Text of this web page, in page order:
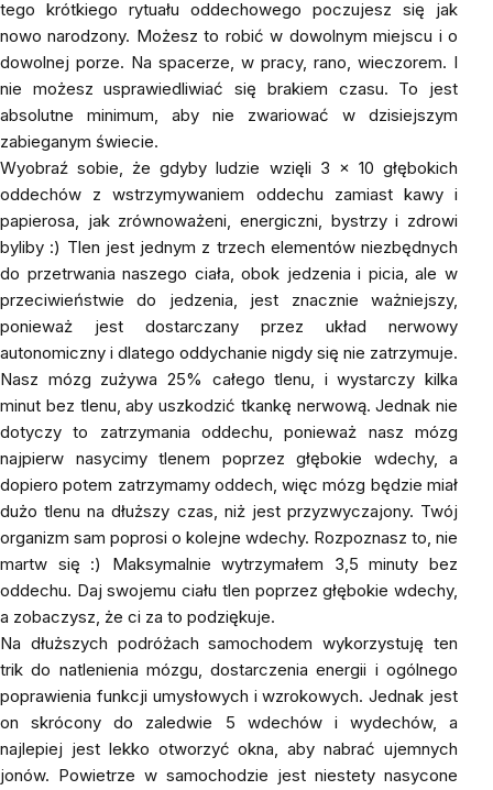
tego krótkiego rytuału oddechowego poczujesz się jak
nowo narodzony. Możesz to robić w dowolnym miejscu i o
dowolnej porze. Na spacerze, w pracy, rano, wieczorem. I
nie możesz usprawiedliwiać się brakiem czasu. To jest
absolutne minimum, aby nie zwariować w dzisiejszym
zabieganym świecie.
Wyobraź sobie, że gdyby ludzie wzięli 3 x 10 głębokich
oddechów z wstrzymywaniem oddechu zamiast kawy i
papierosa, jak zrównoważeni, energiczni, bystrzy i zdrowi
byliby :) Tlen jest jednym z trzech elementów niezbędnych
do przetrwania naszego ciała, obok jedzenia i picia, ale w
przeciwieństwie do jedzenia, jest znacznie ważniejszy,
ponieważ jest dostarczany przez układ nerwowy
autonomiczny i dlatego oddychanie nigdy się nie zatrzymuje.
Nasz mózg zużywa 25% całego tlenu, i wystarczy kilka
minut bez tlenu, aby uszkodzić tkankę nerwową. Jednak nie
dotyczy to zatrzymania oddechu, ponieważ nasz mózg
najpierw nasycimy tlenem poprzez głębokie wdechy, a
dopiero potem zatrzymamy oddech, więc mózg będzie miał
dużo tlenu na dłuższy czas, niż jest przyzwyczajony. Twój
organizm sam poprosi o kolejne wdechy. Rozpoznasz to, nie
martw się :) Maksymalnie wytrzymałem 3,5 minuty bez
oddechu. Daj swojemu ciału tlen poprzez głębokie wdechy,
a zobaczysz, że ci za to podziękuje.
Na dłuższych podróżach samochodem wykorzystuję ten
trik do natlenienia mózgu, dostarczenia energii i ogólnego
poprawienia funkcji umysłowych i wzrokowych. Jednak jest
on skrócony do zaledwie 5 wdechów i wydechów, a
najlepiej jest lekko otworzyć okna, aby nabrać ujemnych
jonów. Powietrze w samochodzie jest niestety nasycone